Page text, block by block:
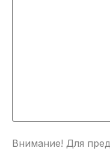
Внимание! Для